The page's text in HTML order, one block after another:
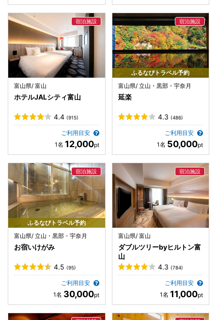
富山県/ 富山
ホテルJALシティ富山
4.4 (915)
ご利用目安
12,000
ふるなびトラベル予約
富山県/ 立山・黒部・宇奈月
延楽
4.3 (486)
ご利用目安
50,000
ふるなびトラベル予約
富山県/ 立山・黒部・宇奈月
お宿いけがみ
4.5 (95)
ご利用目安
30,000
富山県/ 富山
ダブルツリーbyヒルトン富
山
4.3 (784)
ご利用目安
11,000